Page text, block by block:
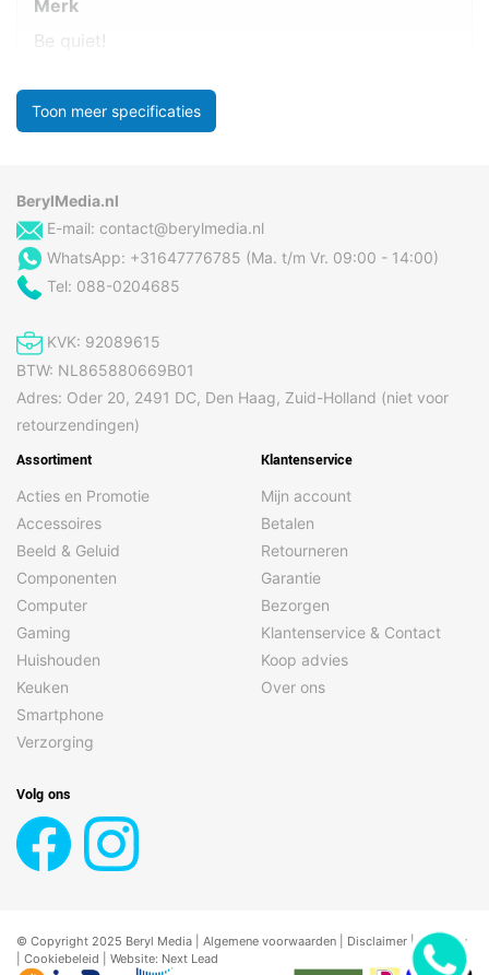
Merk
Be quiet!
Toon meer specificaties
BerylMedia.nl
E-mail: contact@berylmedia.nl
WhatsApp: +31647776785 (Ma. t/m Vr. 09:00 - 14:00)
Tel: 088-0204685
KVK: 92089615
BTW: NL865880669B01
Adres: Oder 20, 2491 DC, Den Haag, Zuid-Holland (niet voor
retourzendingen)
Assortiment
Acties en Promotie
Accessoires
Beeld & Geluid
Componenten
Computer
Gaming
Huishouden
Keuken
Smartphone
Verzorging
Klantenservice
Mijn account
Betalen
Retourneren
Garantie
Bezorgen
Klantenservice & Contact
Koop advies
Over ons
Volg ons
© Copyright 2025 Beryl Media | Algemene voorwaarden Disclaimer | |Privacy
Cookiebeleid | Website: Next Lead